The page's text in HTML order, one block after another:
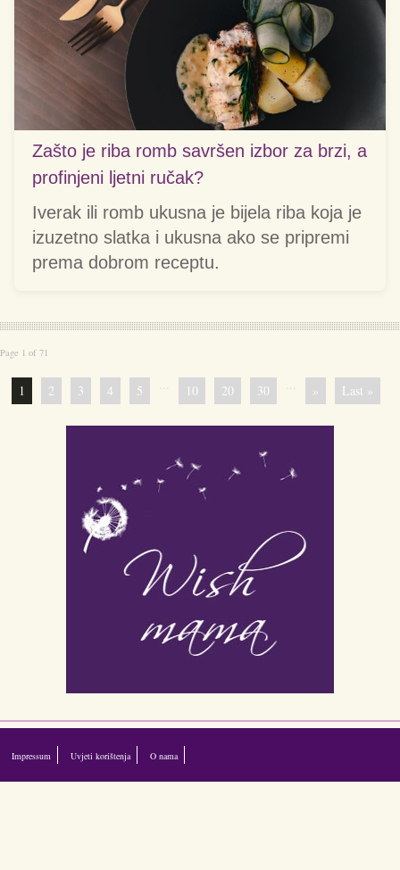
Zašto je riba romb savršen izbor za brzi, a
profinjeni ljetni ručak?
Iverak ili romb ukusna je bijela riba koja je
izuzetno slatka i ukusna ako se pripremi
prema dobrom receptu.
Page 1 of 71
1 2 3 4 5 ... 10 20 30 ... » Last »
Impressum Uvjeti korištenja O nama